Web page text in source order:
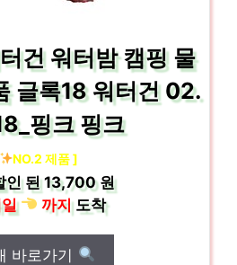
건 워터밤 캠핑 물
글록18 워터건 02.
핑크 핑크
NO.2 제품 ]
인 된13,700 원
일
까지도착
바로가기